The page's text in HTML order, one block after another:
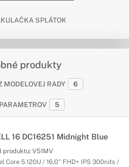
SPLÁTOK
produkty
MODELOVEJ RADY 6
5
16 DC16251 Midnight Blue
produktu: V51MV
Core 5 120U / 16,0" FHD+ IPS 300nits /